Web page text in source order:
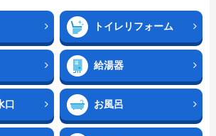
トイレリフォーム
給湯器
口 お風呂